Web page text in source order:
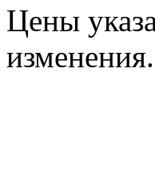
Цены
изменения.